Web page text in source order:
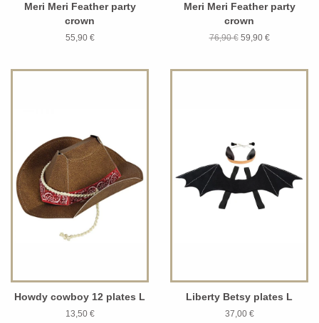
Meri Meri Feather party
crown
55,90 €
Meri Meri Feather party
crown
76,90 €59,90 €
Howdy cowboy 12 plates L
13,50 €
Liberty Betsy plates L
37,00 €